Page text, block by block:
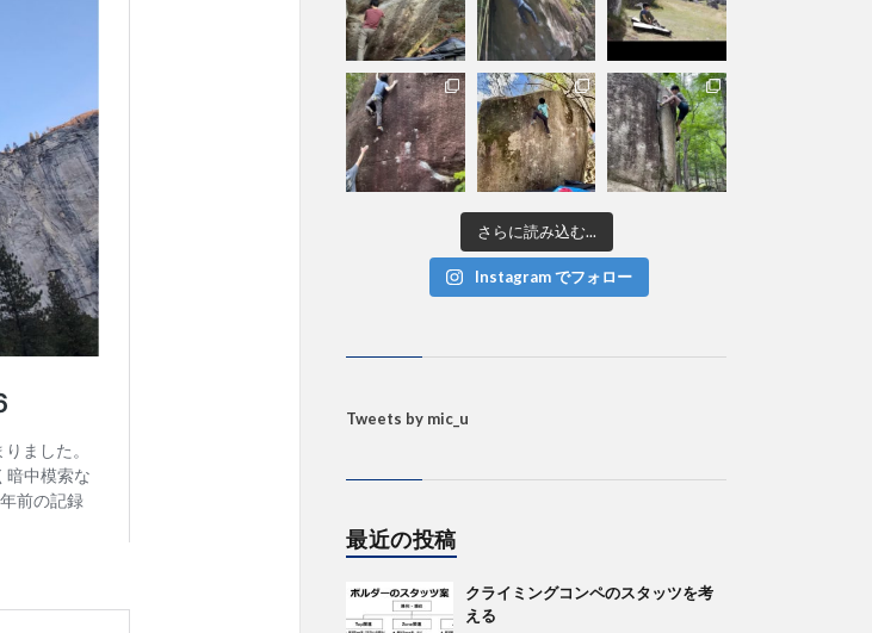
さらに読み込む...
Instagram でフォロー
Tweets by mic_u
最近の投稿
クライミングコンペのスタッツを考
える